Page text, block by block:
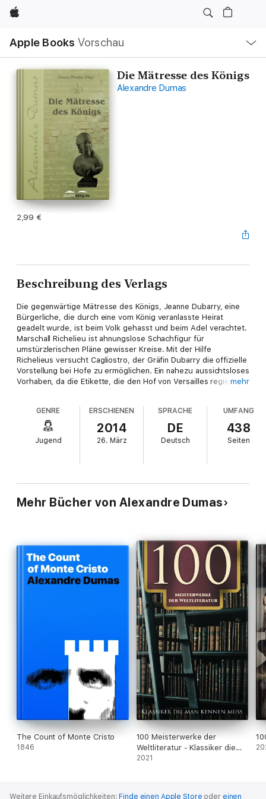
Apple
Apple Books Vorschau
Navigation
Menü
öffnen
Die Mätresse des Königs
Alexandre Dumas
2,99 €
Beschreibung des Verlags
Die gegenwärtige Mätresse des Königs, Jeanne Dubarry, eine
Bürgerliche, die durch eine vom König veranlasste Heirat
geadelt wurde, ist beim Volk gehasst und beim Adel verachtet.
Marschall Richelieu ist ahnungslose Schachfigur für
umstürzlerischen Pläne gewisser Kreise. Mit der Hilfe
Richelieus versucht Cagliostro, der Gräfin Dubarry die offizielle
Vorstellung bei Hofe zu ermöglichen. Ein nahezu aussichtsloses
Vorhaben, da die Etikette, die den Hof von Versailles regiert,
verschworen, keine Dame von Rang ist bereit, der Mätresse
des Königs diesen entscheidenden Dienst zu erweisen.
Cagliostro gelingt es dennoch, eine geeignete Person zu
finden: Gräfin de Bearn.
Diese sehr zurückgezogen lebende Adlige ist durch zahlreiche
mehr
GENRE
Jugend
ERSCHIENEN
2014
26. März
SPRACHE
DE
Deutsch
UMFANG
438
Seiten
Mehr Bücher von Alexandre Dumas
The Count of Monte Cristo
1846
100 Meisterwerke der
Weltliteratur - Klassiker die
man kennen muss
2021
Weitere Einkaufsmöglichkeiten:Finde einen Apple Store oder einen